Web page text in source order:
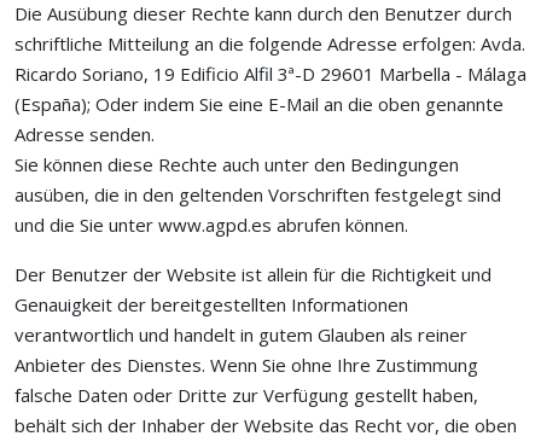
Die Ausübung dieser Rechte kann durch den Benutzer durch
schriftliche Mitteilung an die folgende Adresse erfolgen: Avda.
Ricardo Soriano, 19 Edificio Alfil 3ª-D 29601 Marbella - Málaga
(España); Oder indem Sie eine E-Mail an die oben genannte
Adresse senden.
Sie können diese Rechte auch unter den Bedingungen
ausüben, die in den geltenden Vorschriften festgelegt sind
und die Sie unter www.agpd.es abrufen können.
Der Benutzer der Website ist allein für die Richtigkeit und
Genauigkeit der bereitgestellten Informationen
verantwortlich und handelt in gutem Glauben als reiner
Anbieter des Dienstes. Wenn Sie ohne Ihre Zustimmung
falsche Daten oder Dritte zur Verfügung gestellt haben,
behält sich der Inhaber der Website das Recht vor, die oben